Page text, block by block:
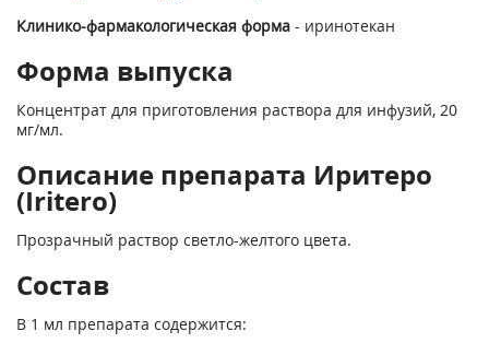
Клинико-фармакологическая форма - иринотекан
Форма выпуска
Концентрат для приготовления раствора для инфузий, 20
мг/мл.
Описание препарата Иритеро
(Iritero)
Прозрачный раствор светло-желтого цвета.
Состав
В 1 мл препарата содержится: